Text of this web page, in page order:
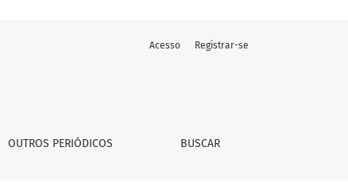
OUTROS PERIÓDICOS BUSCAR
Acesso Registrar-se